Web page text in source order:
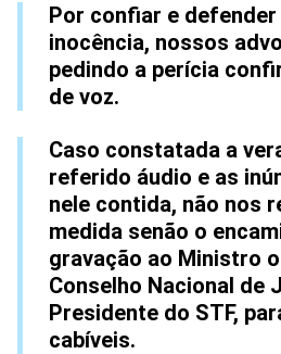
Por confiar e
inocência, nossos
pedindo a perícia
de voz.
Caso constatada a
referido áudio e as
nele contida, não nos
medida senão o
gravação ao Ministro
Conselho Nacional de
Presidente do STF,
cabíveis.